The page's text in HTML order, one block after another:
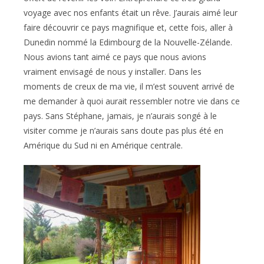
voyage avec nos enfants était un rêve. J’aurais aimé leur
faire découvrir ce pays magnifique et, cette fois, aller à
Dunedin nommé la Edimbourg de la Nouvelle-Zélande.
Nous avions tant aimé ce pays que nous avions
vraiment envisagé de nous y installer. Dans les
moments de creux de ma vie, il m’est souvent arrivé de
me demander à quoi aurait ressembler notre vie dans ce
pays. Sans Stéphane, jamais, je n’aurais songé à le
visiter comme je n’aurais sans doute pas plus été en
Amérique du Sud ni en Amérique centrale.